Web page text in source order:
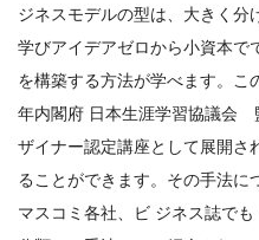
ジネスモデルの型は、大きく分
学びアイデアゼロから小資本で
を構築する方法が学べます。
年内閣府 日本生涯学習協議会
ザイナー認定講座として展開さ
ることができます。その手法に
マスコミ各社、ビ ジネス誌で